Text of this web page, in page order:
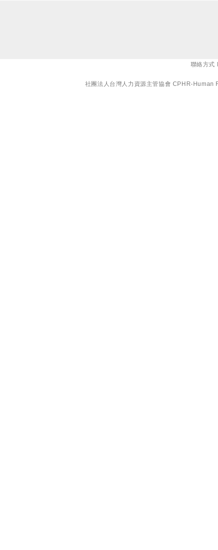
聯絡方式
社團法人台灣人力資源主管協會 CPHR-